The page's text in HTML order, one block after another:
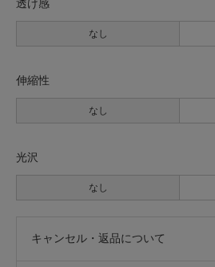
透け感
なし
伸縮性
なし
光沢
なし
キャンセル・返品について